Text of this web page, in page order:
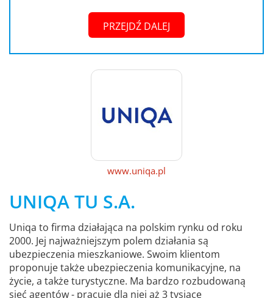
PRZEJDŹ DALEJ
www.uniqa.pl
UNIQA TU S.A.
Uniqa to firma działająca na polskim rynku od roku
2000. Jej najważniejszym polem działania są
ubezpieczenia mieszkaniowe. Swoim klientom
proponuje także ubezpieczenia komunikacyjne, na
życie, a także turystyczne. Ma bardzo rozbudowaną
sieć agentów - pracuje dla niej aż 3 tysiące